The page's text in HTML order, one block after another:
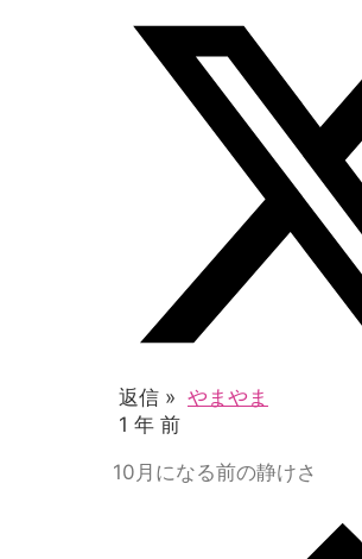
返信 » やまやま
1 年 前
10月になる前の静けさ